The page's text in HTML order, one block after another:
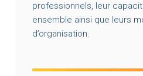
professionnels, leur
ensemble ainsi que leurs
d’organisation.